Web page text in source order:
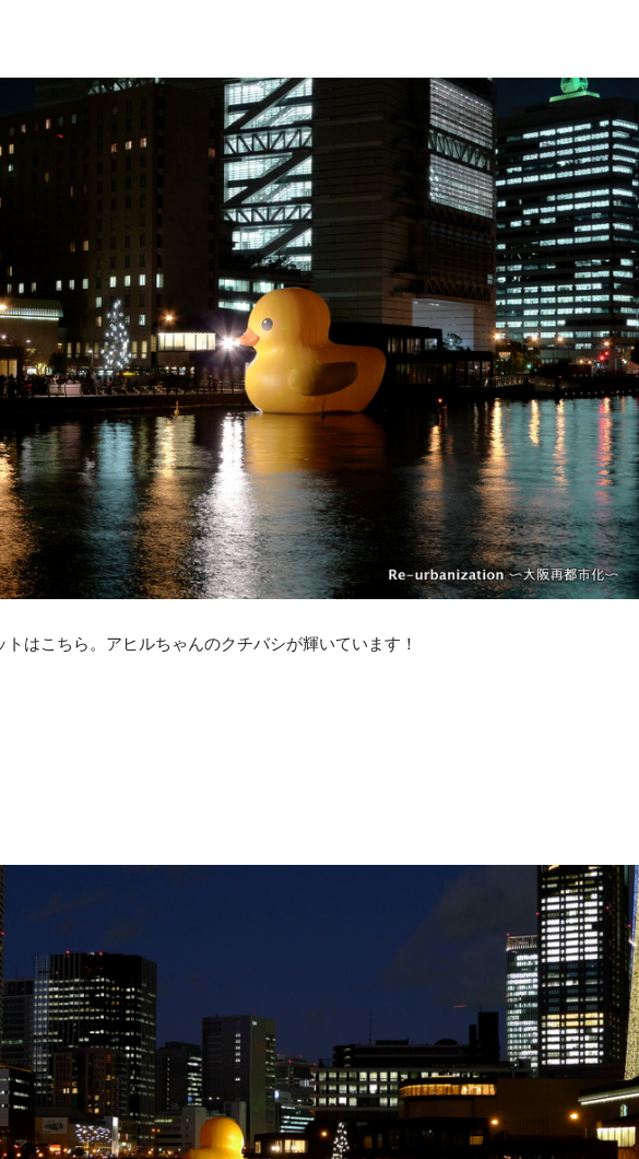
はこちら。アヒルちゃんのクチバシが輝いています！